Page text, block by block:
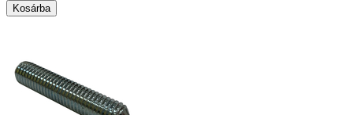
Kosárba